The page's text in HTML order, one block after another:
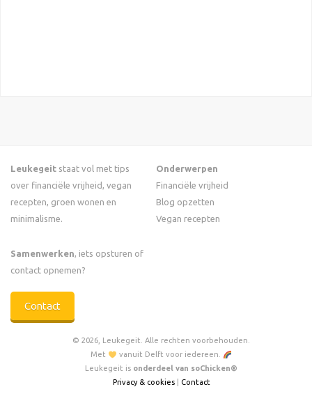
Leukegeit staat vol met tips
over financiële vrijheid, vegan
recepten, groen wonen en
minimalisme.
Samenwerken, iets opsturen of
contact opnemen?
Contact
Onderwerpen
Financiële vrijheid
Blog opzetten
Vegan recepten
© 2026, Leukegeit. Alle rechten voorbehouden.
Met
vanuit Delft voor iedereen.
Leukegeit is onderdeel van soChicken®
Privacy & cookies| Contact